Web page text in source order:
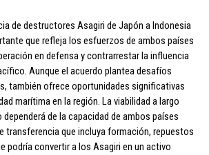
de destructores Asagiri de Japón a Indonesia
que refleja los esfuerzos de ambos países
en defensa y contrarrestar la influencia
Aunque el acuerdo plantea desafíos
también ofrece oportunidades significativas
marítima en la región. La viabilidad a largo
de la capacidad de ambos países
transferencia que incluya formación, repuestos
podría convertir a los Asagiri en un activo